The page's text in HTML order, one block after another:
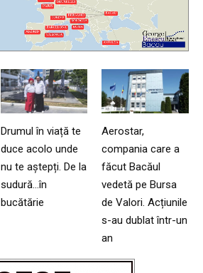
Drumul în viață te
duce acolo unde
nu te aștepți. De la
sudură…în
bucătărie
Aerostar,
compania care a
făcut Bacăul
vedetă pe Bursa
de Valori. Acțiunile
s-au dublat într-un
an